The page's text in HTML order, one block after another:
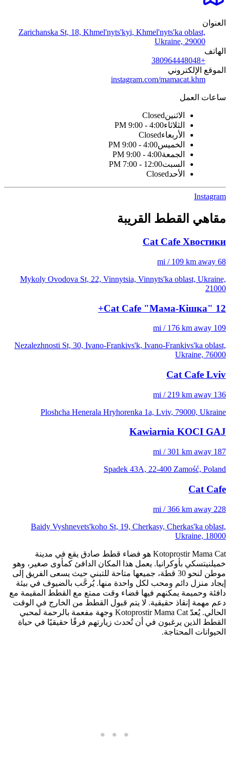
العنوان
Zarichanska St, 18, Khmel'nyts'kyi, Khmel'nyts'ka oblast,
Ukraine, 29000
الهاتف
+380964448048
الموقع الإلكتروني
instagram.com/mamacat.khm
ساعات العمل
الاثنينClosed
الثلاثاء4:00 - 9:00 PM
الأربعاءClosed
الخميس4:00 - 9:00 PM
الجمعة4:00 - 9:00 PM
السبت12:00 - 7:00 PM
الأحدClosed
Instagram
مقاهي القطط القريبة
Cat Cafe Хвостики
68 mi / 109 km away
Mykoly Ovodova St, 22, Vinnytsia, Vinnyts'ka oblast, Ukraine,
21000
Cat Cafe "Мама-Кішка" 12+
109 mi / 176 km away
Nezalezhnosti St, 30, Ivano-Frankivs'k, Ivano-Frankivs'ka oblast,
Ukraine, 76000
Cat Cafe Lviv
136 mi / 219 km away
Ploshcha Henerala Hryhorenka 1a, Lviv, 79000, Ukraine
Kawiarnia KOCI GAJ
187 mi / 301 km away
Spadek 43A, 22-400 Zamość, Poland
Cat Cafe
228 mi / 366 km away
Baidy Vyshnevets'koho St, 19, Cherkasy, Cherkas'ka oblast,
Ukraine, 18000
Kotoprostir Mama Cat هو فضاء قطط صادق يقع في مدينة
خميلنيتسكي بأوكرانيا. يعمل هذا المكان الدافئ كمأوى صغير، وهو
موطن لنحو 30 قطة، جميعها متاحة للتبني حيث يسعى الفريق إلى
إيجاد منزل دائم ومحب لكل واحدة منها. يُرحَّب بالضيوف في بيئة
دافئة وحميمة يمكنهم فيها قضاء وقت ممتع مع القطط المقيمة مع
دعم مهمة إنقاذ حقيقية. لا يتم قبول القطط من الخارج في الوقت
الحالي. يُعدّ Kotoprostir Mama Cat وجهة مفعمة بالرحمة لمحبي
القطط الذين يرغبون في أن تُحدث زيارتهم فرقًا حقيقيًا في حياة
الحيوانات المحتاجة.